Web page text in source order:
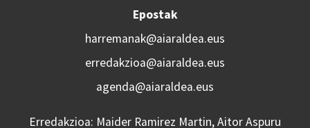
Epostak
harremanak@aiaraldea.eus
erredakzioa@aiaraldea.eus
agenda@aiaraldea.eus
Erredakzioa: Maider Ramirez Martin, Aitor Aspuru